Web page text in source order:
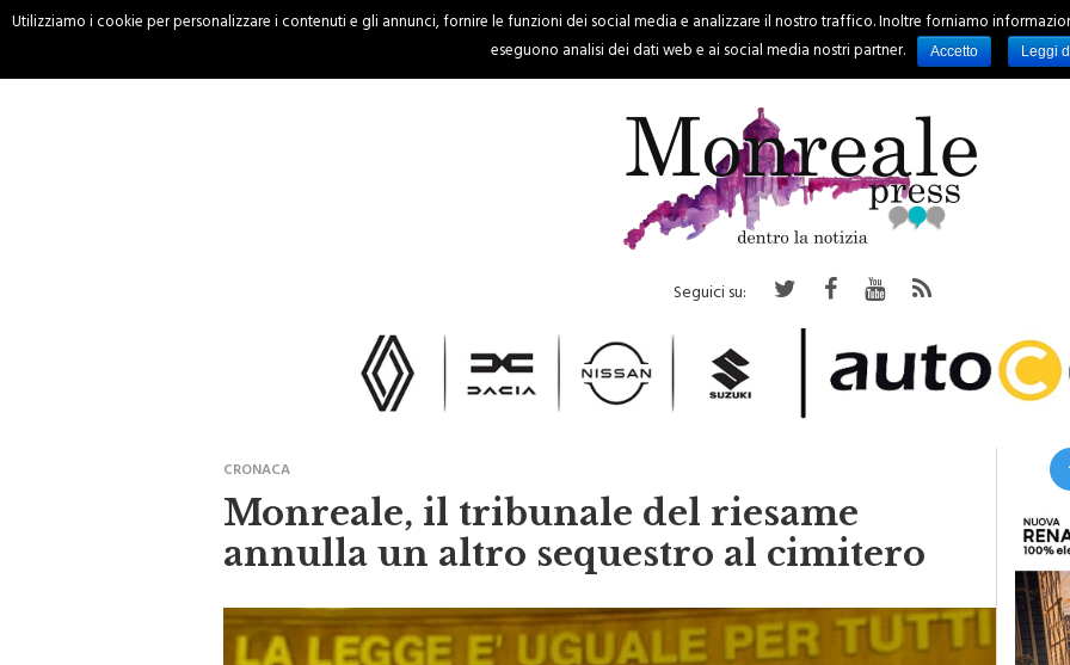
HOME CRONACA PALERMO REGIONE EVENTI RUBRICHE SPORT
Seguici su:
CRONACA
Monreale, il tribunale del riesame
annulla un altro sequestro al cimitero
Utilizziamo i cookie per personalizzare i contenuti e gli annunci, fornire le funzioni dei social media e analizzare il nostro traffico. Inoltre forniamo
eseguono analisi dei dati web e ai social media nostri partner.
Accetto Leggi